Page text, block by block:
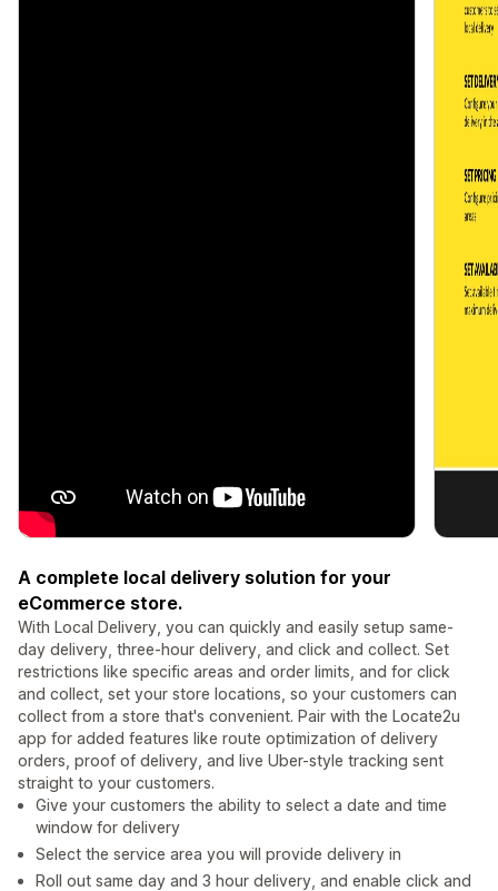
A complete local delivery solution for your
eCommerce store.
With Local Delivery, you can quickly and easily setup same-
day delivery, three-hour delivery, and click and collect. Set
restrictions like specific areas and order limits, and for click
and collect, set your store locations, so your customers can
collect from a store that's convenient. Pair with the Locate2u
app for added features like route optimization of delivery
orders, proof of delivery, and live Uber-style tracking sent
straight to your customers.
Give your customers the ability to select a date and time
window for delivery
Select the service area you will provide delivery in
Roll out same day and 3 hour delivery, and enable click and